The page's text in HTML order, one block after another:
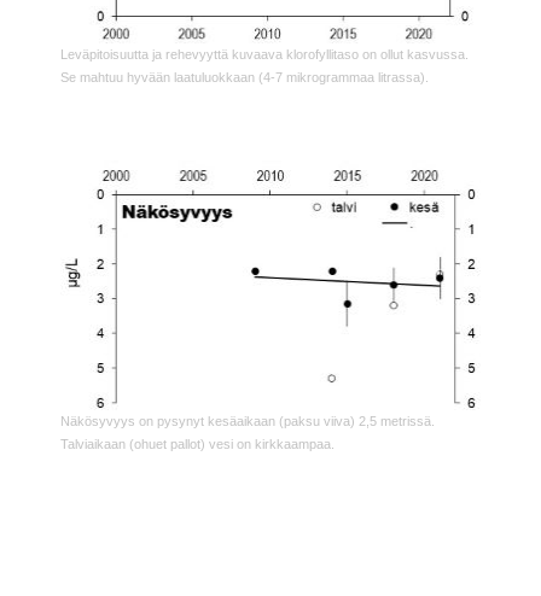
Leväpitoisuutta ja rehevyyttä kuvaava klorofyllitaso on ollut kasvussa.
Se mahtuu hyvään laatuluokkaan (4-7 mikrogrammaa litrassa).
Näkösyvyys on pysynyt kesäaikaan (paksu viiva) 2,5 metrissä.
Talviaikaan (ohuet pallot) vesi on kirkkaampaa.